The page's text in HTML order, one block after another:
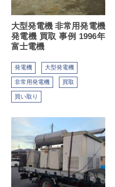
大型発電機 非常用発電機
発電機 買取 事例 1996年
富士電機
発電機 大型発電機
非常用発電機 買取
買い取り